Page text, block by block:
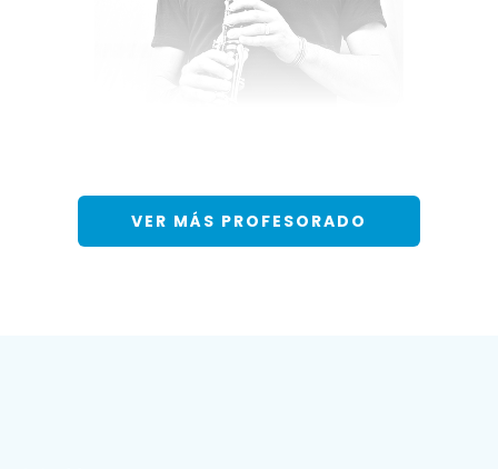
VER MÁS PROFESORADO